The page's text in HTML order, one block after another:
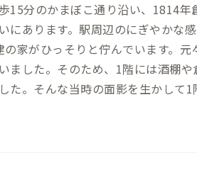
15分のかまぼこ通り沿い、1814年
にあります。駅周辺のにぎやかな
の家がひっそりと佇んでいます。
ました。そのため、1階には酒棚
た。そんな当時の面影を生かして
して再生しました。かまぼこ板や近